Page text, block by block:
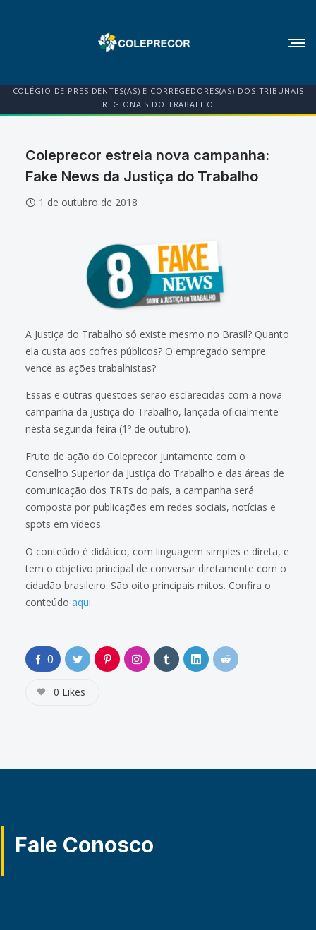
COLÉGIO DE PRESIDENTES(AS) E CORREGEDORES(AS) DOS TRIBUNAIS
REGIONAIS DO TRABALHO
Coleprecor estreia nova campanha:
Fake News da Justiça do Trabalho
1 de outubro de 2018
A Justiça do Trabalho só existe mesmo no Brasil? Quanto
ela custa aos cofres públicos? O empregado sempre
vence as ações trabalhistas?
Essas e outras questões serão esclarecidas com a nova
campanha da Justiça do Trabalho, lançada oficialmente
nesta segunda-feira (1º de outubro).
Fruto de ação do Coleprecor juntamente com o
Conselho Superior da Justiça do Trabalho e das áreas de
comunicação dos TRTs do país, a campanha será
composta por publicações em redes sociais, notícias e
spots em vídeos.
O conteúdo é didático, com linguagem simples e direta, e
tem o objetivo principal de conversar diretamente com o
cidadão brasileiro. São oito principais mitos. Confira o
conteúdo aqui.
0
0 Likes
Fale Conosco